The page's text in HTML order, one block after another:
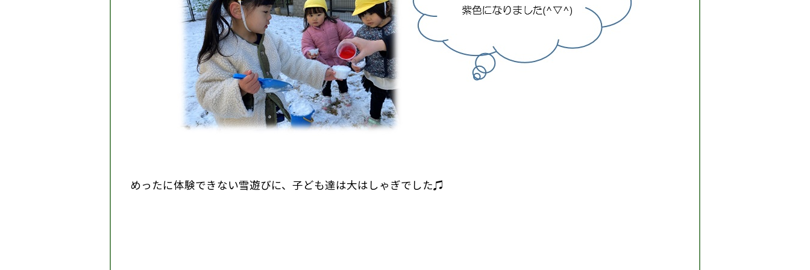
めったに体験できない雪遊びに、子ども達は大はしゃぎでした♫